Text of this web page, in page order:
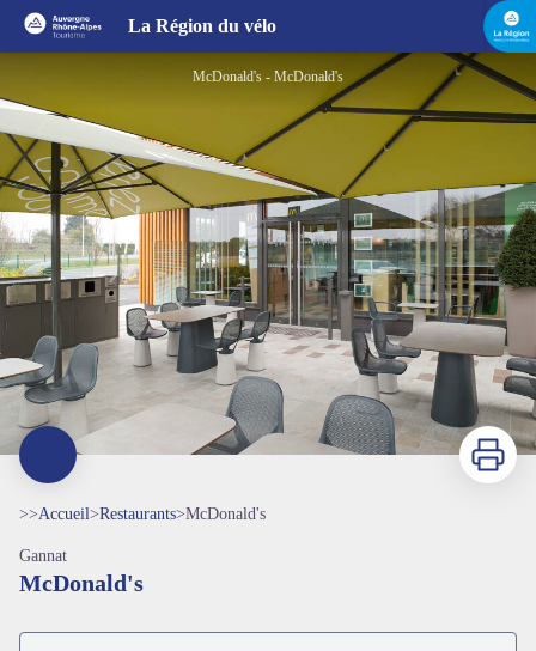
La Région du vélo
McDonald's - McDonald's
Imprimer
>>Accueil>Restaurants>McDonald's
Gannat
McDonald's